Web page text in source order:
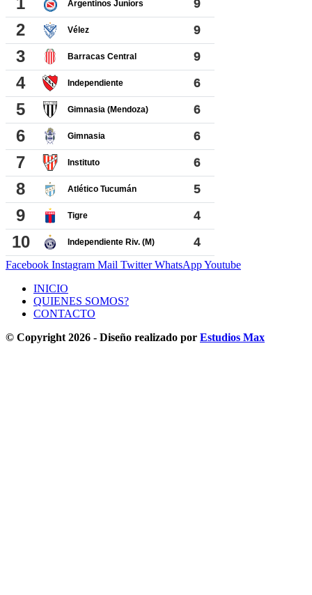
Facebook Instagram Mail Twitter WhatsAppYoutube
INICIO
QUIENES SOMOS?
CONTACTO
© Copyright 2026 - Diseño realizado por Estudios Max